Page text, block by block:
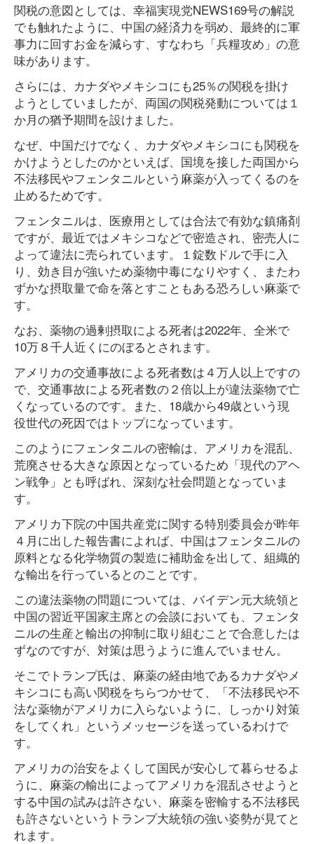
関税の意図としては、幸福実現党NEWS169号の解説
でも触れたように、中国の経済力を弱め、最終的に軍
事力に回すお金を減らす、すなわち「兵糧攻め」の意
味があります。
さらには、カナダやメキシコにも25％の関税を掛け
ようとしていましたが、両国の関税発動については１
か月の猶予期間を設けました。
なぜ、中国だけでなく、カナダやメキシコにも関税を
かけようとしたのかといえば、国境を接した両国から
不法移民やフェンタニルという麻薬が入ってくるのを
止めるためです。
フェンタニルは、医療用としては合法で有効な鎮痛剤
ですが、最近ではメキシコなどで密造され、密売人に
よって違法に売られています。１錠数ドルで手に入
り、効き目が強いため薬物中毒になりやすく、またわ
ずかな摂取量で命を落とすこともある恐ろしい麻薬で
す。
なお、薬物の過剰摂取による死者は2022年、全米で
10万８千人近くにのぼるとされます。
アメリカの交通事故による死者数は４万人以上ですの
で、交通事故による死者数の２倍以上が違法薬物で亡
くなっているのです。また、18歳から49歳という現
役世代の死因ではトップになっています。
このようにフェンタニルの密輸は、アメリカを混乱、
荒廃させる大きな原因となっているため「現代のアヘ
ン戦争」とも呼ばれ、深刻な社会問題となっていま
す。
アメリカ下院の中国共産党に関する特別委員会が昨年
４月に出した報告書によれば、中国はフェンタニルの
原料となる化学物質の製造に補助金を出して、組織的
な輸出を行っているとのことです。
この違法薬物の問題については、バイデン元大統領と
中国の習近平国家主席との会談においても、フェンタ
ニルの生産と輸出の抑制に取り組むことで合意したは
ずなのですが、対策は思うように進んでいません。
そこでトランプ氏は、麻薬の経由地であるカナダやメ
キシコにも高い関税をちらつかせて、「不法移民や不
法な薬物がアメリカに入らないように、しっかり対策
をしてくれ」というメッセージを送っているわけで
す。
アメリカの治安をよくして国民が安心して暮らせるよ
うに、麻薬の輸出によってアメリカを混乱させようと
する中国の試みは許さない、麻薬を密輸する不法移民
も許さないというトランプ大統領の強い姿勢が見てと
れます。